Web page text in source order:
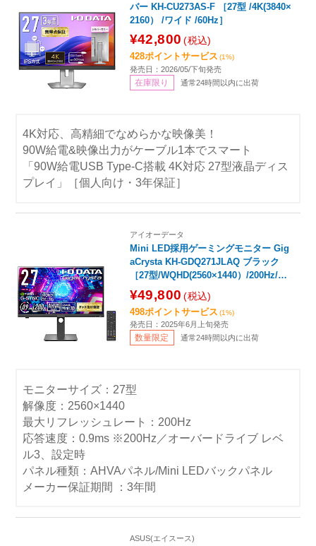
バー KH-CU273AS-F ［27型 /4K(3840×
2160） /ワイド /60Hz］
¥42,800 (税込)
428ポイントサービス (1%)
発売日：2026/05/下旬発売
在庫限り 通常24時間以内に出荷
4K対応、高精細でなめらかな映像美！
90W給電&映像出力がケーブル1本でスマート
「90W給電USB Type-C搭載 4K対応 27型液晶ディス
プレイ」［個人向け・3年保証］
アイオーデータ
Mini LED採用ゲーミングモニター Gig
aCrysta KH-GDQ271JLAQ ブラック
［27型/WQHD(2560×1440）/200Hz/リ
モコン付属］
¥49,800 (税込)
498ポイントサービス (1%)
発売日：2025年6月上旬発売
数量限定 通常24時間以内に出荷
モニターサイズ：27型
解像度：2560×1440
最大リフレッシュレート：200Hz
応答速度：0.9ms ※200Hz／オーバードライブ レベ
ル3、設定時
パネル種類：AHVAパネル/Mini LEDバックパネル
メーカー保証期間 ：3年間
ASUS(エイスース)